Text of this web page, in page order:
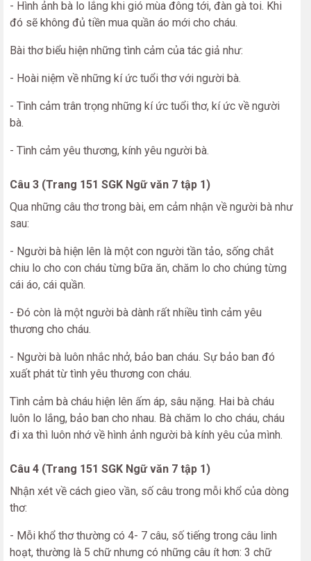
- Hình ảnh bà lo lắng khi gió mùa đông tới, đàn gà toi. Khi
đó sẽ không đủ tiền mua quần áo mới cho cháu.
Bài thơ biểu hiện những tình cảm của tác giả như:
- Hoài niệm về những kí ức tuổi thơ với người bà.
- Tình cảm trân trọng những kí ức tuổi thơ, kí ức về người
bà.
- Tình cảm yêu thương, kính yêu người bà.
Câu 3 (Trang 151 SGK Ngữ văn 7 tập 1)
Qua những câu thơ trong bài, em cảm nhận về người bà như
sau:
- Người bà hiện lên là một con người tần tảo, sống chắt
chiu lo cho con cháu từng bữa ăn, chăm lo cho chúng từng
cái áo, cái quần.
- Đó còn là một người bà dành rất nhiều tình cảm yêu
thương cho cháu.
- Người bà luôn nhắc nhở, bảo ban cháu. Sự bảo ban đó
xuất phát từ tình yêu thương con cháu.
Tình cảm bà cháu hiện lên ấm áp, sâu nặng. Hai bà cháu
luôn lo lắng, bảo ban cho nhau. Bà chăm lo cho cháu, cháu
đi xa thì luôn nhớ về hình ảnh người bà kính yêu của mình.
Câu 4 (Trang 151 SGK Ngữ văn 7 tập 1)
Nhận xét về cách gieo vần, số câu trong mỗi khổ của dòng
thơ:
- Mỗi khổ thơ thường có 4- 7 câu, số tiếng trong câu linh
hoạt, thường là 5 chữ nhưng có những câu ít hơn: 3 chữ